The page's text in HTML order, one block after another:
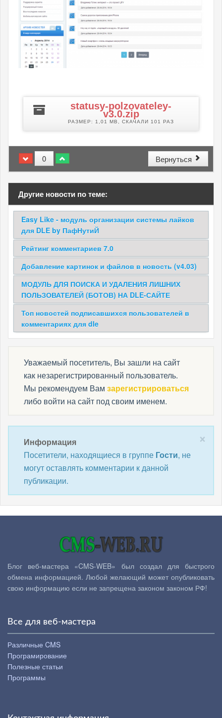
Z statusy-polzovateley-
v3.0.zip
РАЗМЕР: 1,01 MB, СКАЧАЛИ 101 РАЗ
0 Вернуться
Другие новости по теме:
Easy Like - модуль организации системы лайков
для DLE by ПафНутиЙ
Рейтинг комментариев 7.0
Добавление картинок и файлов в новость (v4.03)
МОДУЛЬ ДЛЯ ПОИСКА И УДАЛЕНИЯ ЛИШНИХ
ПОЛЬЗОВАТЕЛЕЙ (БОТОВ) НА DLE-САЙТЕ
Топ новостей подписавшихся пользователей в
комментариях для dle
Уважаемый посетитель, Вы зашли на сайт
как незарегистрированный пользователь.
Мы рекомендуем Вам зарегистрироваться
либо войти на сайт под своим именем.
×
Информация
Посетители, находящиеся в группе Гости, не
могут оставлять комментарии к данной
публикации.
Блог веб-мастера «CMS-WEB» был создал для быстрого
обмена информацией. Любой желающий может опубликовать
свою информацию если не запрещена законом законом РФ!
Все для веб-мастера
Различные CMS
Програмирование
Полезные статьи
Программы